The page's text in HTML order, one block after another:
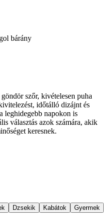
bárány
szőr, kivételesen puha
időtálló dizájnt és
leghidegebb napokon is
választás azok számára, akik
keresnek.
Dzsekik Kabátok
Gyermek